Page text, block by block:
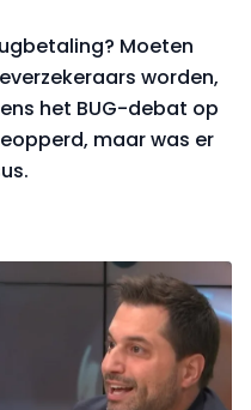
Moeten
worden,
het BUG-debat op
maar was er